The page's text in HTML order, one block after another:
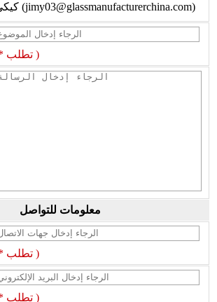
كيكي (jimy03@glassmanufacturerchina.com)
(* تطلب )
معلومات للتواصل
(* تطلب )
(* تطلب )